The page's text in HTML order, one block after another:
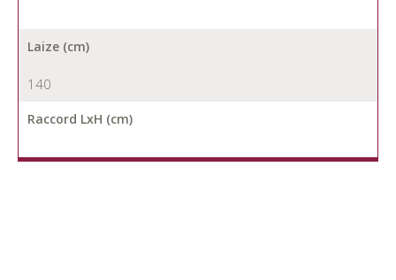
Laize (cm)
140
Raccord LxH (cm)